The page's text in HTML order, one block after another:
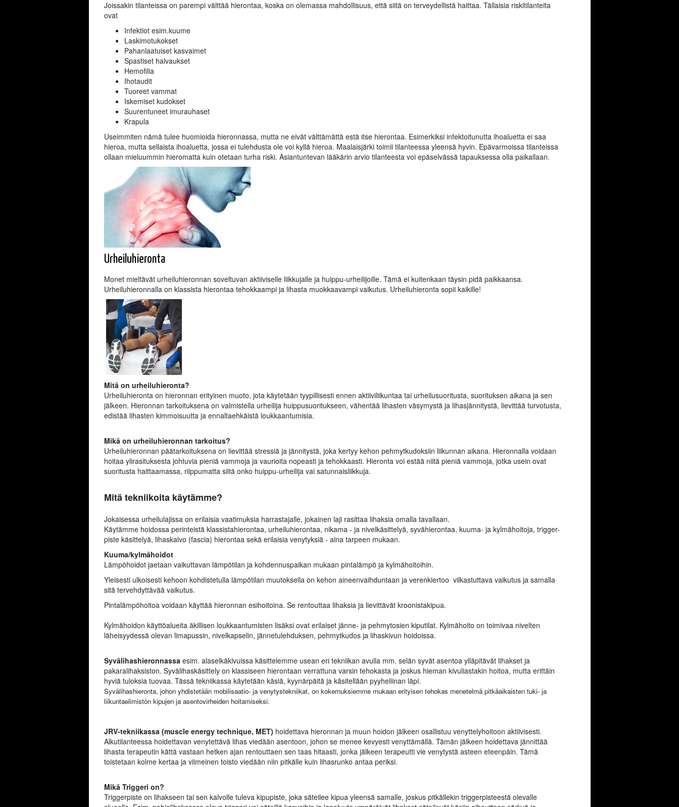
Joissakin tilanteissa on parempi välttää hierontaa, koska on olemassa mahdollisuus, että siitä on terveydellistä haittaa. Tällaisia riskitilanteita
ovat
Infektiot esim.kuume
Laskimotukokset
Pahanlaatuiset kasvaimet
Spastiset halvaukset
Hemofilia
Ihotaudit
Tuoreet vammat
Iskemiset kudokset
Suurentuneet imurauhaset
Krapula
Useimmiten nämä tulee huomioida hieronnassa, mutta ne eivät välttämättä estä itse hierontaa. Esimerkiksi infektoitunutta ihoaluetta ei saa
hieroa, mutta sellaista ihoaluetta, jossa ei tulehdusta ole voi kyllä hieroa. Maalaisjärki toimii tilanteessa yleensä hyvin. Epävarmoissa tilanteissa
ollaan mieluummin hieromatta kuin otetaan turha riski. Asiantuntevan lääkärin arvio tilanteesta voi epäselvässä tapauksessa olla paikallaan.
Urheiluhieronta
Monet mieltävät urheiluhieronnan soveltuvan aktiiviselle liikkujalle ja huippu-urheilijoille. Tämä ei kuitenkaan täysin pidä paikkaansa.
Urheiluhieronnalla on klassista hierontaa tehokkaampi ja lihasta muokkaavampi vaikutus. Urheiluhieronta sopii kaikille!
Mitä on urheiluhieronta?
Urheiluhieronta on hieronnan erityinen muoto, jota käytetään tyypillisesti ennen aktiiviliikuntaa tai urheilusuoritusta, suorituksen aikana ja sen
jälkeen. Hieronnan tarkoituksena on valmistella urheilija huippusuoritukseen, vähentää lihasten väsymystä ja lihasjännitystä, lievittää turvotusta,
edistää lihasten kimmoisuutta ja ennaltaehkäistä loukkaantumisia.
Mikä on urheiluhieronnan tarkoitus?
Urheiluhieronnan päätarkoituksena on lievittää stressiä ja jännitystä, joka kertyy kehon pehmytkudoksiin liikunnan aikana. Hieronnalla voidaan
hoitaa ylirasituksesta johtuvia pieniä vammoja ja vaurioita nopeasti ja tehokkaasti. Hieronta voi estää niitä pieniä vammoja, jotka usein ovat
suoritusta haittaamassa, riippumatta siitä onko huippu-urheilija vai satunnaisliikkuja.
Mitä tekniikoita käytämme?
Jokaisessa urheilulajissa on erilaisia vaatimuksia harrastajalle, jokainen laji rasittaa lihaksia omalla tavallaan.
Käytämme hoidossa perinteistä klassistahierontaa, urheiluhierontaa, nikama - ja nivelkäsittelyä, syvähierontaa, kuuma- ja kylmähoitoja, trigger-
piste käsittelyä, lihaskalvo (fascia) hierontaa sekä erilaisia venytyksiä - aina tarpeen mukaan.
Kuuma/kylmähoidot
Lämpöhoidot jaetaan vaikuttavan lämpötilan ja kohdennuspaikan mukaan pintalämpö ja kylmähoitoihin.
Yleisesti ulkoisesti kehoon kohdistetulla lämpötilan muutoksella on kehon aineenvaihduntaan ja verenkiertoo vilkastuttava vaikutus ja samalla
sitä tervehdyttävää vaikutus.
Pintalämpöhoitoa voidaan käyttää hieronnan esihoitoina. Se rentouttaa lihaksia ja lievittävät kroonistakipua.
Kylmähoidon käyttöalueita äkillisen loukkaantumisten lisäksi ovat erilaiset jänne- ja pehmytosien kiputilat. Kylmähoito on toimivaa nivelten
läheisyydessä olevan limapussin, nivelkapselin, jännetulehduksen, pehmytkudos ja lihaskivun hoidoissa.
Syvälihashieronnassaesim. alaselkäkivuissa käsittelemme usean eri tekniikan avulla mm. selän syvät asentoa ylläpitävät lihakset ja
pakaralihaksiston. Syvälihaskäsittely on klassiseen hierontaan verrattuna varsin tehokasta ja joskus hieman kivuliastakin hoitoa, mutta erittäin
hyviä tuloksia tuovaa. Tässä tekniikassa käytetään käsiä, kyynärpäitä ja käsitellään pyyheliinan läpi.
Syvälihashieronta, johon yhdistetään mobilisaatio- ja venytystekniikat, on kokemuksiemme mukaan erityisen tehokas menetelmä pitkäaikaisten tuki- ja
liikuntaelimistön kipujen ja asentovirheiden hoitamiseksi.
JRV-tekniikassa (muscle energy technique, MET) hoidettava hieronnan ja muun hoidon jälkeen osallistuu venyttelyhoitoon aktiivisesti.
Alkutilanteessa hoidettavan venytettävä lihas viedään asentoon, johon se menee kevyesti venyttämällä. Tämän jälkeen hoidettava jännittää
lihasta terapeutin kättä vastaan hetken ajan rentouttaen sen taas hitaasti, jonka jälkeen terapeutti vie venytystä asteen eteenpäin. Tämä
toistetaan kolme kertaa ja viimeinen toisto viedään niin pitkälle kuin lihasrunko antaa periksi.
Mikä Triggeri on?
Triggerpiste on lihakseen tai sen kalvolle tuleva kipupiste, joka säteilee kipua yleensä samalle, joskus pitkällekin triggerpisteestä olevalle